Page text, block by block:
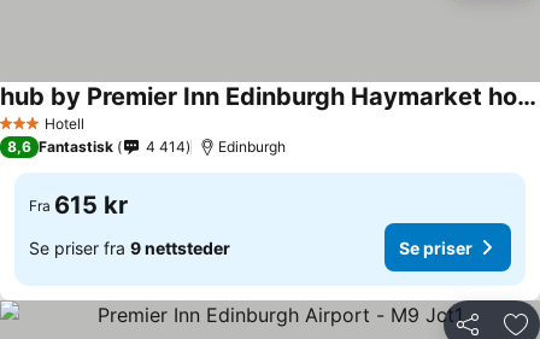
3 StjernerHotell
hub by Premier Inn Edinburgh Haymarket hotel
8,6 Fantastisk 4 414 Edinburgh
Fra 615 kr
Se priser fra 9 nettsteder Se priser